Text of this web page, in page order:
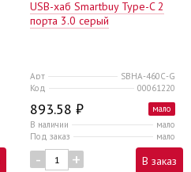
USB-хаб Smartbuy Type-C 2
порта 3.0 серый
Арт
SBHA-460С-G
Код
00061220
893.58 ₽
мало
В наличии
мало
Под заказ
мало
- + В заказ